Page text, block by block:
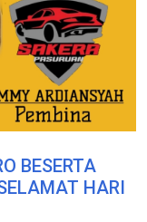
BESERTA
HARI